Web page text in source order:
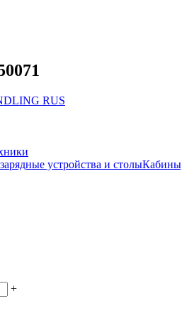
RUS
устройства и столы
+